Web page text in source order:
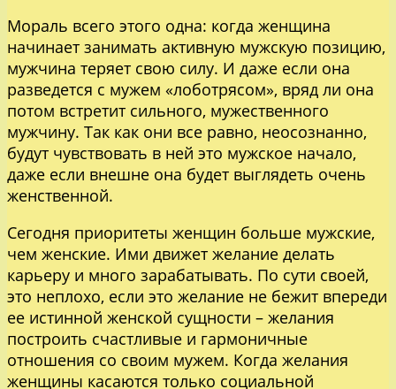
Мораль всего этого одна: когда женщина
начинает занимать активную мужскую позицию,
мужчина теряет свою силу. И даже если она
разведется с мужем «лоботрясом», вряд ли она
потом встретит сильного, мужественного
мужчину. Так как они все равно, неосознанно,
будут чувствовать в ней это мужское начало,
даже если внешне она будет выглядеть очень
женственной.
Сегодня приоритеты женщин больше мужские,
чем женские. Ими движет желание делать
карьеру и много зарабатывать. По сути своей,
это неплохо, если это желание не бежит впереди
ее истинной женской сущности – желания
построить счастливые и гармоничные
отношения со своим мужем. Когда желания
женщины касаются только социальной